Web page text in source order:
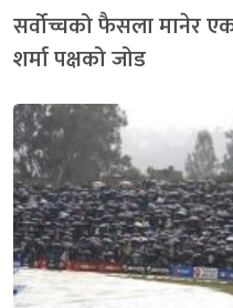
सर्वोच्चको फैसला मानेर
शर्मा पक्षको जोड